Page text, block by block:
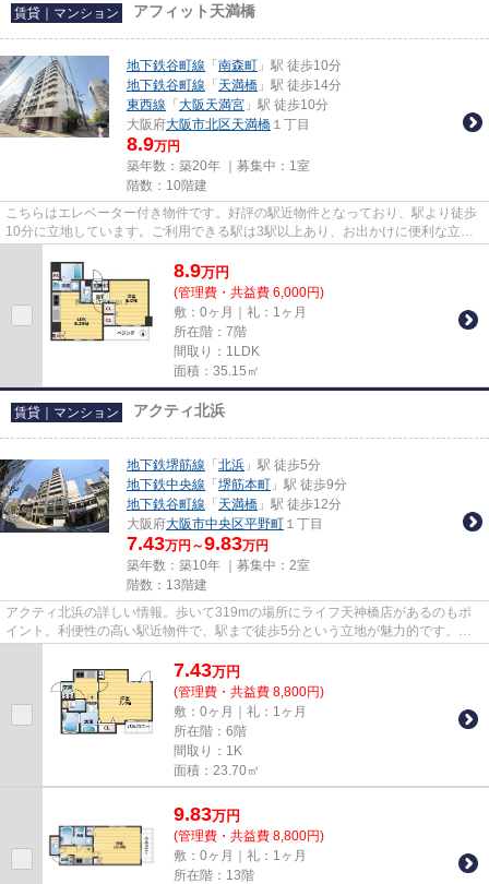
賃貸｜マンション アフィット天満橋
地下鉄谷町線 「 南森町 」駅 徒歩10分
地下鉄谷町線 「 天満橋 」駅 徒歩14分
東西線 「 大阪天満宮 」駅 徒歩10分
大阪府大阪市北区天満橋 １丁目
8.9万円
築年数：築20年 ｜募集中： 1室
階数：10階建
こちらはエレベーター付き物件です。好評の駅近物件となっており、駅より徒歩
10分に立地しています。ご利用できる駅は3駅以上あり、お出かけに便利な立地
8.9万円
(管理費・共益費 6,000円)
敷：0ヶ月｜礼：1ヶ月
所在階：7階
間取り：1LDK
面積：35.15㎡
賃貸｜マンション アクティ北浜
地下鉄堺筋線 「 北浜 」駅 徒歩5分
地下鉄中央線 「 堺筋本町 」駅 徒歩9分
地下鉄谷町線 「 天満橋 」駅 徒歩12分
大阪府大阪市中央区平野町 １丁目
7.43万円～9.83万円
築年数：築10年 ｜募集中： 2室
階数：13階建
アクティ北浜の詳しい情報。歩いて319mの場所にライフ天神橋店があるのもポ
イント。利便性の高い駅近物件で、駅まで徒歩5分という立地が魅力的です。築
7.43万円
(管理費・共益費 8,800円)
敷：0ヶ月｜礼：1ヶ月
所在階：6階
間取り：1K
面積：23.70㎡
9.83万円
(管理費・共益費 8,800円)
敷：0ヶ月｜礼：1ヶ月
所在階：13階